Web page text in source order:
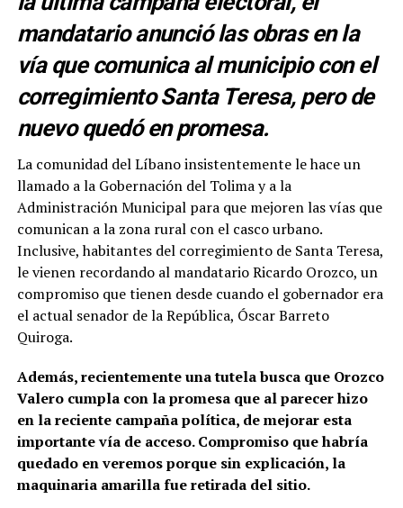
mandatario anunció las obras en la
vía que comunica al municipio con el
corregimiento Santa Teresa, pero de
nuevo quedó en promesa.
La comunidad del Líbano insistentemente le hace un
llamado a la Gobernación del Tolima y a la
Administración Municipal para que mejoren las vías que
comunican a la zona rural con el casco urbano.
Inclusive, habitantes del corregimiento de Santa Teresa,
le vienen recordando al mandatario Ricardo Orozco, un
compromiso que tienen desde cuando el gobernador era
el actual senador de la República, Óscar Barreto
Quiroga.
Además, recientemente una tutela busca que Orozco
Valero cumpla con la promesa que al parecer hizo
en la reciente campaña política, de mejorar esta
importante vía de acceso. Compromiso que habría
quedado en veremos porque sin explicación, la
maquinaria amarilla fue retirada del sitio.